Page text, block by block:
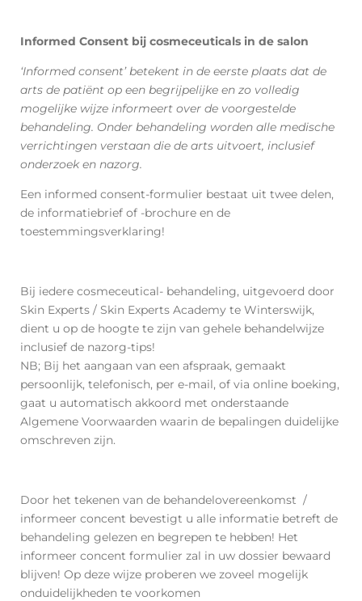
Informed Consent bij cosmeceuticals in de salon
‘Informed consent’ betekent in de eerste plaats dat de
arts de patiënt op een begrijpelijke en zo volledig
mogelijke wijze informeert over de voorgestelde
behandeling. Onder behandeling worden alle medische
verrichtingen verstaan die de arts uitvoert, inclusief
onderzoek en nazorg.
Een informed consent-formulier bestaat uit twee delen,
de informatiebrief of -brochure en de
toestemmingsverklaring!
Bij iedere cosmeceutical- behandeling, uitgevoerd door
Skin Experts / Skin Experts Academy te Winterswijk,
dient u op de hoogte te zijn van gehele behandelwijze
inclusief de nazorg-tips!
NB; Bij het aangaan van een afspraak, gemaakt
persoonlijk, telefonisch, per e-mail, of via online boeking,
gaat u automatisch akkoord met onderstaande
Algemene Voorwaarden waarin de bepalingen duidelijke
omschreven zijn.
Door het tekenen van de behandelovereenkomst /
informeer concent bevestigt u alle informatie betreft de
behandeling gelezen en begrepen te hebben! Het
informeer concent formulier zal in uw dossier bewaard
blijven! Op deze wijze proberen we zoveel mogelijk
onduidelijkheden te voorkomen